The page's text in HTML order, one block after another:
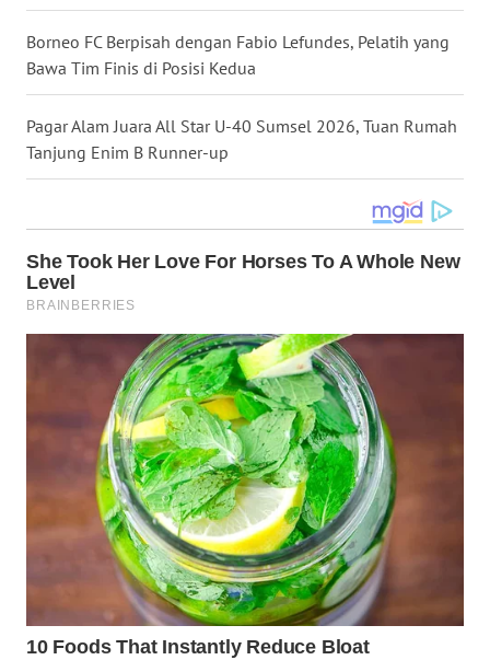
Borneo FC Berpisah dengan Fabio Lefundes, Pelatih yang
Bawa Tim Finis di Posisi Kedua
Pagar Alam Juara All Star U-40 Sumsel 2026, Tuan Rumah
Tanjung Enim B Runner-up
KALTARA
WN
KALSEL
WN
GORONTALO
WN
MALUT